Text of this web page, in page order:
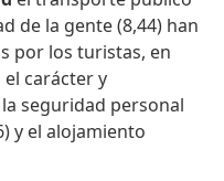
de la gente (8,44) han
por los turistas, en
carácter y
seguridad personal
y el alojamiento